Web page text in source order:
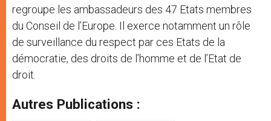
regroupe les ambassadeurs des 47 Etats membres
du Conseil de l’Europe. Il exerce notamment un rôle
de surveillance du respect par ces Etats de la
démocratie, des droits de l’homme et de l’Etat de
droit.
Autres Publications :